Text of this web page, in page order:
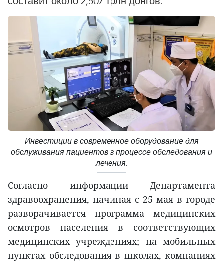
Инвестиции в современное оборудование для
обслуживания пациентов в процессе обследования и
лечения.
Согласно информации Департамента
здравоохранения, начиная с 25 мая в городе
разворачивается программа медицинских
осмотров населения в соответствующих
медицинских учреждениях; на мобильных
пунктах обследования в школах, компаниях